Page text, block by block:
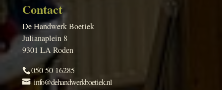
Contact
De Handwerk Boetiek
Julianaplein 8
9301 LA Roden
050 50 16285
info@dehandwerkboetiek.nl